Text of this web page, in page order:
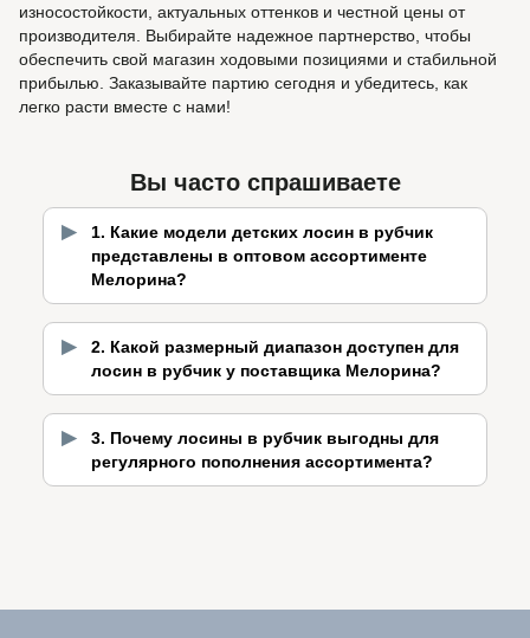
износостойкости, актуальных оттенков и честной цены от
производителя. Выбирайте надежное партнерство, чтобы
обеспечить свой магазин ходовыми позициями и стабильной
прибылью. Заказывайте партию сегодня и убедитесь, как
легко расти вместе с нами!
Вы часто спрашиваете
1. Какие модели детских лосин в рубчик
представлены в оптовом ассортименте
Мелорина?
2. Какой размерный диапазон доступен для
лосин в рубчик у поставщика Мелорина?
3. Почему лосины в рубчик выгодны для
регулярного пополнения ассортимента?